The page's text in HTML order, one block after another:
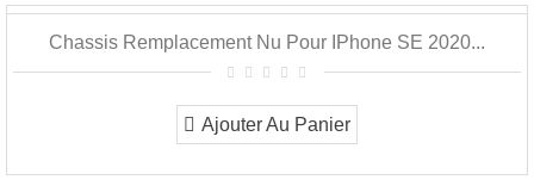
Chassis Remplacement Nu Pour IPhone SE 2020...
Ajouter Au Panier